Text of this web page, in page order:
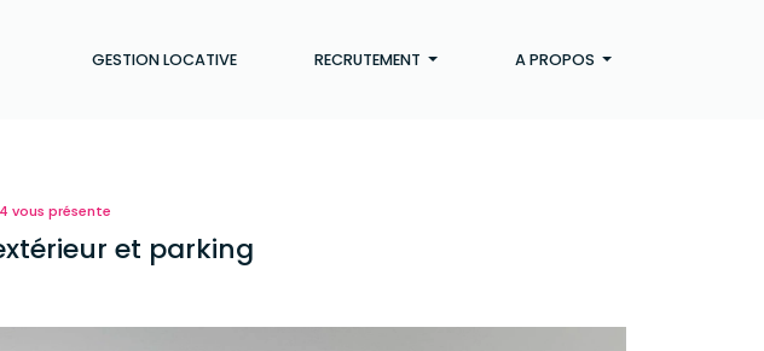
GESTION LOCATIVE RECRUTEMENT A PROPOS
vous présente
et parking